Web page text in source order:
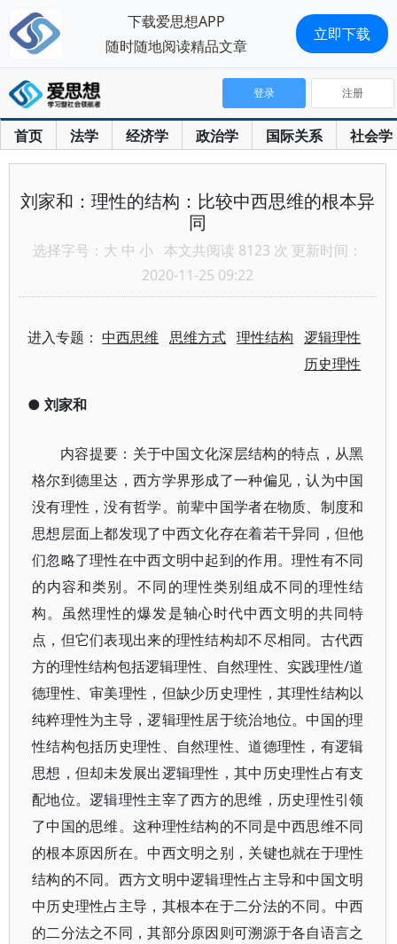
首页 法学 经济学 政治学 国际关系 社会学
登录 注册
刘家和：理性的结构：比较中西思维的根本异
同
选择字号： 大 中 小 本文共阅读 8123 次 更新时间：
2020-11-25 09:22
进入专题：中西思维 思维方式 理性结构
逻辑理性
历史理性
● 刘家和
内容提要：关于中国文化深层结构的特点，从黑
格尔到德里达，西方学界形成了一种偏见，认为中国
没有理性，没有哲学。前辈中国学者在物质、制度和
思想层面上都发现了中西文化存在着若干异同，但他
们忽略了理性在中西文明中起到的作用。理性有不同
的内容和类别。不同的理性类别组成不同的理性结
构。虽然理性的爆发是轴心时代中西文明的共同特
点，但它们表现出来的理性结构却不尽相同。古代西
方的理性结构包括逻辑理性、自然理性、实践理性/道
德理性、审美理性，但缺少历史理性，其理性结构以
纯粹理性为主导，逻辑理性居于统治地位。中国的理
性结构包括历史理性、自然理性、道德理性，有逻辑
思想，但却未发展出逻辑理性，其中历史理性占有支
配地位。逻辑理性主宰了西方的思维，历史理性引领
了中国的思维。这种理性结构的不同是中西思维不同
的根本原因所在。中西文明之别，关键也就在于理性
结构的不同。西方文明中逻辑理性占主导和中国文明
中历史理性占主导，其根本在于二分法的不同。中西
的二分法之不同，其部分原因则可溯源于各自语言之
下载爱思想APP
随时随地阅读精品文章
立即下载